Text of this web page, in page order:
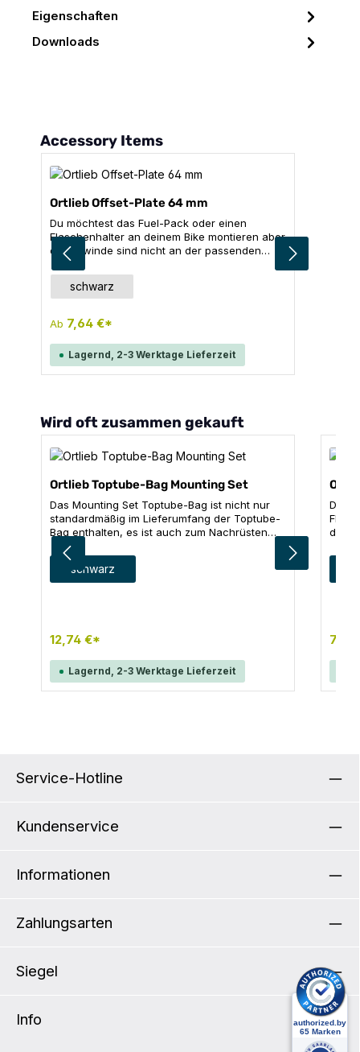
Eigenschaften
Downloads
Produktgalerie überspringen
Accessory Items
Ortlieb Offset-Plate 64 mm
Du möchtest das Fuel-Pack oder einen
Flaschenhalter an deinem Bike montieren aber
die Gewinde sind nicht an der passenden
Position? Mit der Offset-Plate 64 MM kannst
du die Position des Fuel-Packs, eines
Flaschenhalters oder anderem
anpassen. Technische Daten Gewicht: 18,5
gMaterial: Polyamide
Farbeauswählen
schwarz
Ab 7,64 €*
Lagernd, 2-3 Werktage Lieferzeit
Produktgalerie überspringen
Wird oft zusammen gekauft
Ortlieb Toptube-Bag Mounting Set
Das Mounting Set Toptube-Bag ist nicht nur
standardmäßig im Lieferumfang der Toptube-
Bag enthalten, es ist auch zum Nachrüsten
des Fuel-Packs und weiterer Taschen
geeignet. Dabei wird eine der beiden
Schienen direkt am Fahrrad montiert und die
andere an der Tasche, die befestigt werden
oder du möchtest das Mounting Set an einer
Gewindeösen vorhanden sind, ist das auch
kein Problem - mit den gummierten
Farbeauswählen
schwarz
12,74 €*
Lagernd, 2-3 Werktage Lieferzeit
Du
die
du
Service-Hotline
Kundenservice
Informationen
Zahlungsarten
Siegel
Info